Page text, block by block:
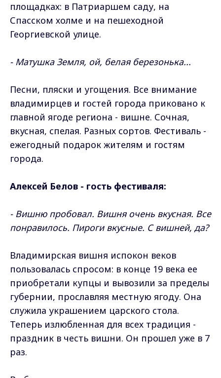
площадках: в Патриаршем саду, на
Спасском холме и на пешеходной
Георгиевской улице.
- Матушка Земля, ой, белая березонька...
Песни, пляски и угощения. Все внимание
владимирцев и гостей города приковано к
главной ягоде региона - вишне. Сочная,
вкусная, спелая. Разных сортов. Фестиваль -
ежегодный подарок жителям и гостям
города.
Алексей Белов - гость фестиваля:
- Вишню пробовал. Вишня очень вкусная. Все
понравилось. Пироги вкусные. С вишней, да?
Владимирская вишня испокон веков
пользовалась спросом: в конце 19 века ее
приобретали купцы и вывозили за пределы
губернии, прославляя местную ягоду. Она
служила украшением царского стола.
Теперь излюбленная для всех традиция -
праздник в честь вишни. Он прошел уже в 7
раз.